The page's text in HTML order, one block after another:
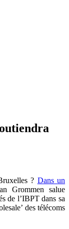
? Dans un
Grommen salue
de l’IBPT dans sa
des télécoms